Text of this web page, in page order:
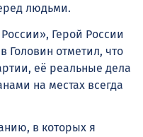
людьми.
Герой России
Головин отметил, что
её реальные дела
на местах всегда
в которых я